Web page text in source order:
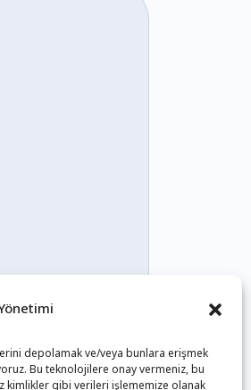
depolamak ve/veya bunlara erişmek
Bu teknolojilere onay vermeniz, bu
kimlikler gibi verileri işlememize olanak